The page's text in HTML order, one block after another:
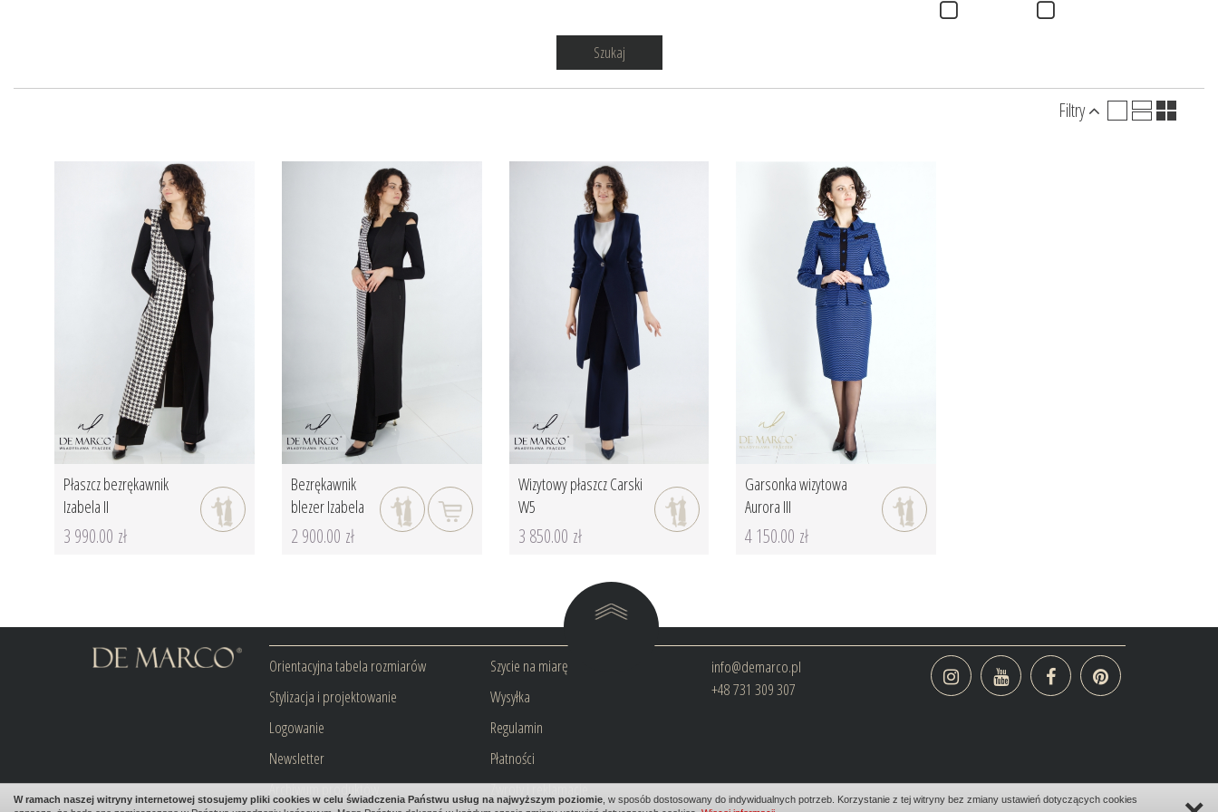
Szukaj
Filtry
Płaszcz bezrękawnik
Izabela II
3 990.00 zł
Bezrękawnik
blezer Izabela
2 900.00 zł
Wizytowy płaszcz Carski
W5
3 850.00 zł
Garsonka wizytowa
Aurora III
4 150.00 zł
Orientacyjna tabela rozmiarów
Stylizacja i projektowanie
Logowanie
Newsletter
Archiwum produktów
Szycie na miarę
Wysyłka
Regulamin
Płatności
Zwroty i reklamacje
info@demarco.pl
+48 731 309 307
W ramach naszej witryny internetowej stosujemy pliki cookies w celu świadczenia Państwu usług na najwyższym poziomie , w sposób dostosowany do indywidualnych potrzeb. Korzystanie z tej witryny bez zmiany ustawień dotyczących cookies